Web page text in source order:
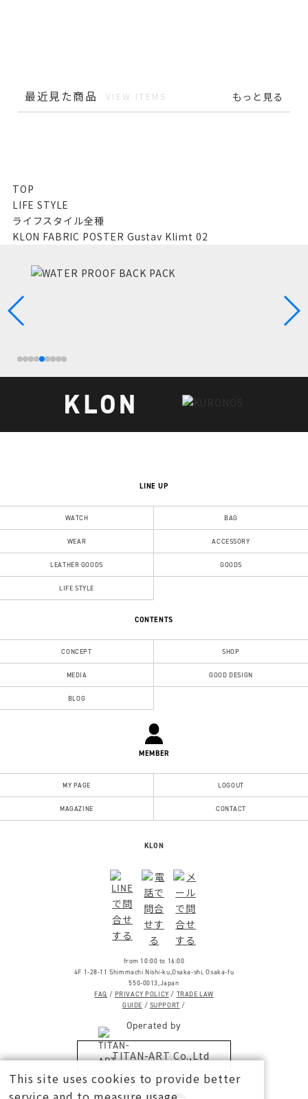
最近見た商品 VIEW ITEMS もっと見る
TOP
LIFE STYLE
ライフスタイル全種
KLON FABRIC POSTER Gustav Klimt 02
LINE UP
WATCH BAG
WEAR ACCESSORY
LEATHER GOODS GOODS
LIFE STYLE
CONTENTS
CONCEPT SHOP
MEDIA GOOD DESIGN
BLOG
MEMBER
MY PAGE LOGOUT
MAGAZINE CONTACT
KLON
from 10:00 to 16:00
4F 1-28-11 Shimmachi Nishi-ku,Osaka-shi, Osaka-fu
550-0013,Japan
FAQ / PRIVACY POLICY / TRADE LAW
GUIDE / SUPPORT /
Operated by
TITAN-ART Co.,Ltd
This site uses cookies to provide better